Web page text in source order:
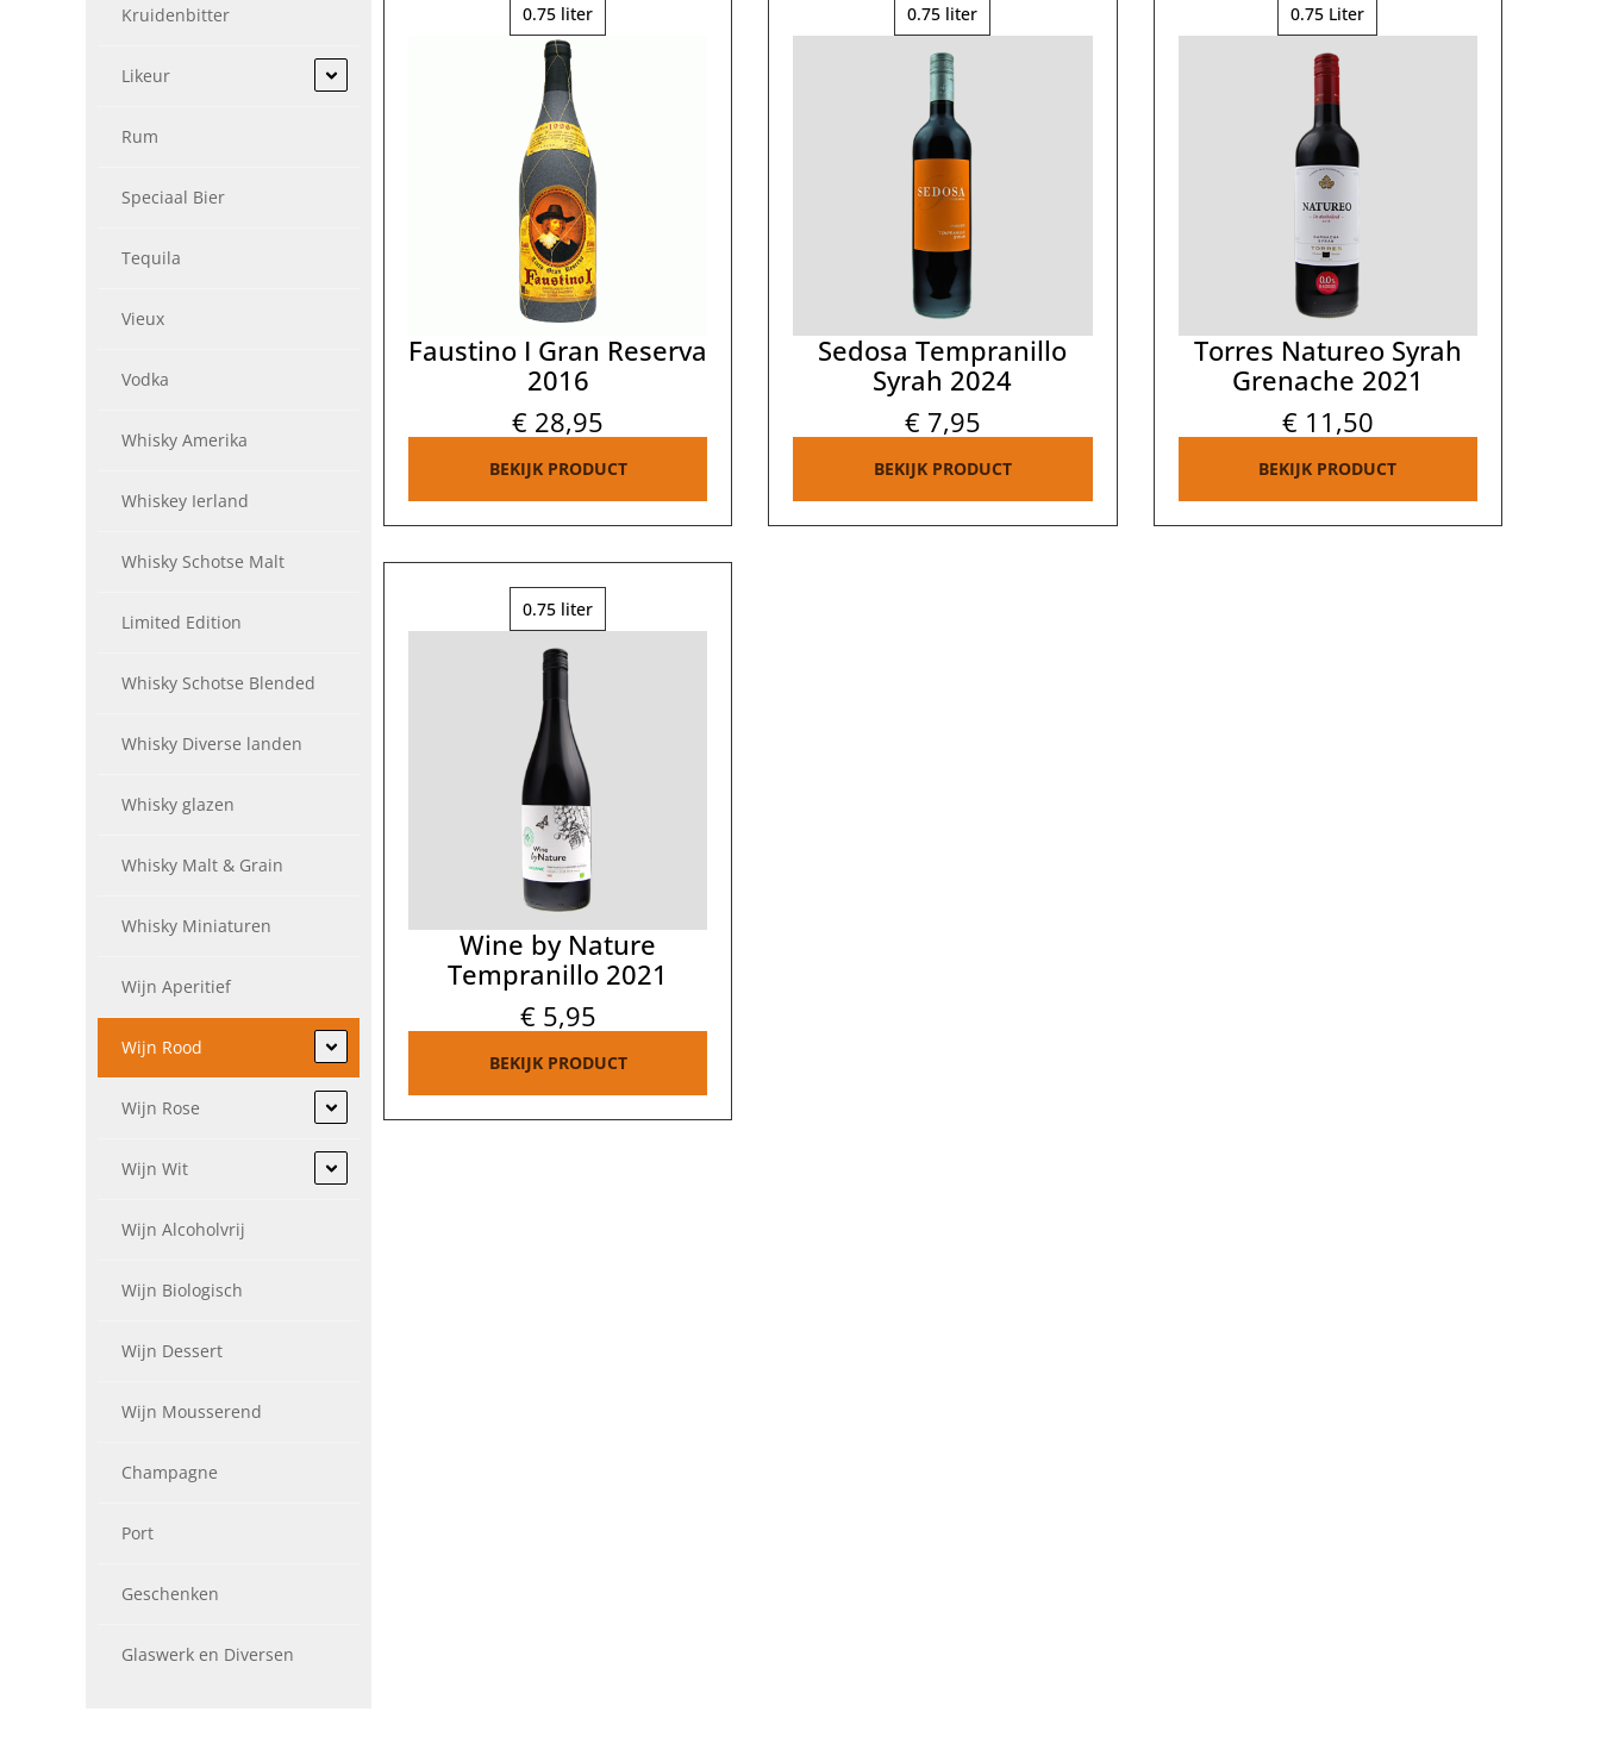
Kruidenbitter
Likeur
Rum
Speciaal Bier
Tequila
Vieux
Vodka
Whisky Amerika
Whiskey Ierland
Whisky Schotse Malt
Limited Edition
Whisky Schotse Blended
Whisky Diverse landen
Whisky glazen
Whisky Malt & Grain
Whisky Miniaturen
Wijn Aperitief
Wijn Rood
Wijn Rose
Wijn Wit
Wijn Alcoholvrij
Wijn Biologisch
Wijn Dessert
Wijn Mousserend
Champagne
Port
Geschenken
Glaswerk en Diversen
0.75 liter
Faustino I Gran Reserva
2016
€ 28,95
BEKIJK PRODUCT
0.75 liter
Sedosa Tempranillo
Syrah 2024
€ 7,95
BEKIJK PRODUCT
0.75 Liter
Torres Natureo Syrah
Grenache 2021
€ 11,50
BEKIJK PRODUCT
0.75 liter
Wine by Nature
Tempranillo 2021
€ 5,95
BEKIJK PRODUCT